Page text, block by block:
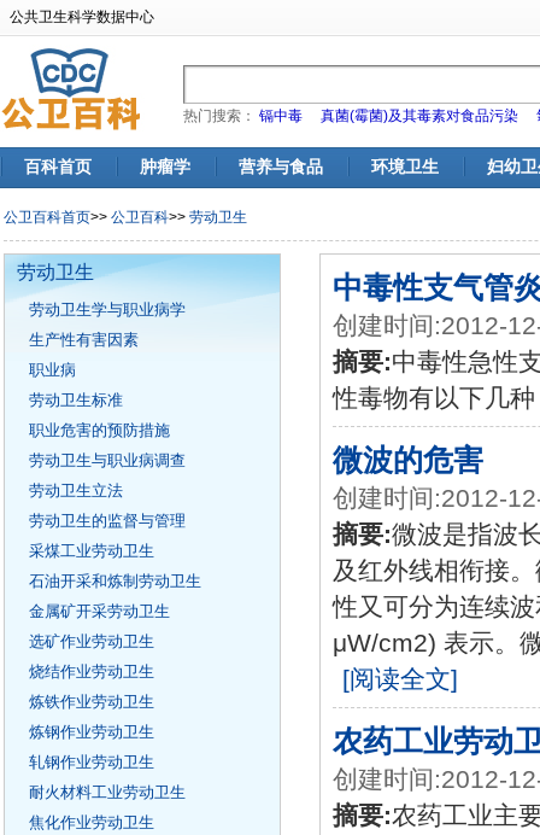
公共卫生科学数据中心
热门搜索： 镉中毒 真菌(霉菌)及其毒素对食品污染
百科首页 肿瘤学 营养与食品 环境卫生 妇幼
公卫百科首页>> 公卫百科>> 劳动卫生
中毒性支气管
创建时间:2012-
摘要:中毒性急性
性毒物有以下几
微波的危害
创建时间:2012-
摘要:微波是指波
及红外线相衔接
性又可分为连续
μW/cm2) 表示。
[阅读全文]
农药工业劳动
创建时间:2012-
摘要:农药工业主
劳动卫生
劳动卫生学与职业病学
生产性有害因素
职业病
劳动卫生标准
职业危害的预防措施
劳动卫生与职业病调查
劳动卫生立法
劳动卫生的监督与管理
采煤工业劳动卫生
石油开采和炼制劳动卫生
金属矿开采劳动卫生
选矿作业劳动卫生
烧结作业劳动卫生
炼铁作业劳动卫生
炼钢作业劳动卫生
轧钢作业劳动卫生
耐火材料工业劳动卫生
焦化作业劳动卫生